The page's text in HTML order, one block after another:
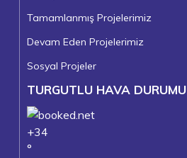
Tamamlanmış Projelerimiz
Devam Eden Projelerimiz
Sosyal Projeler
TURGUTLU HAVA DURUMU
+34
°